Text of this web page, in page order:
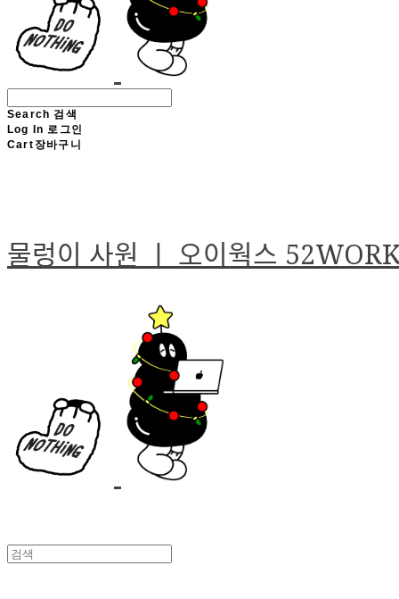
Search 검색
Log In 로그인
Cart 장바구니
물렁이 사원 ㅣ 오이웍스